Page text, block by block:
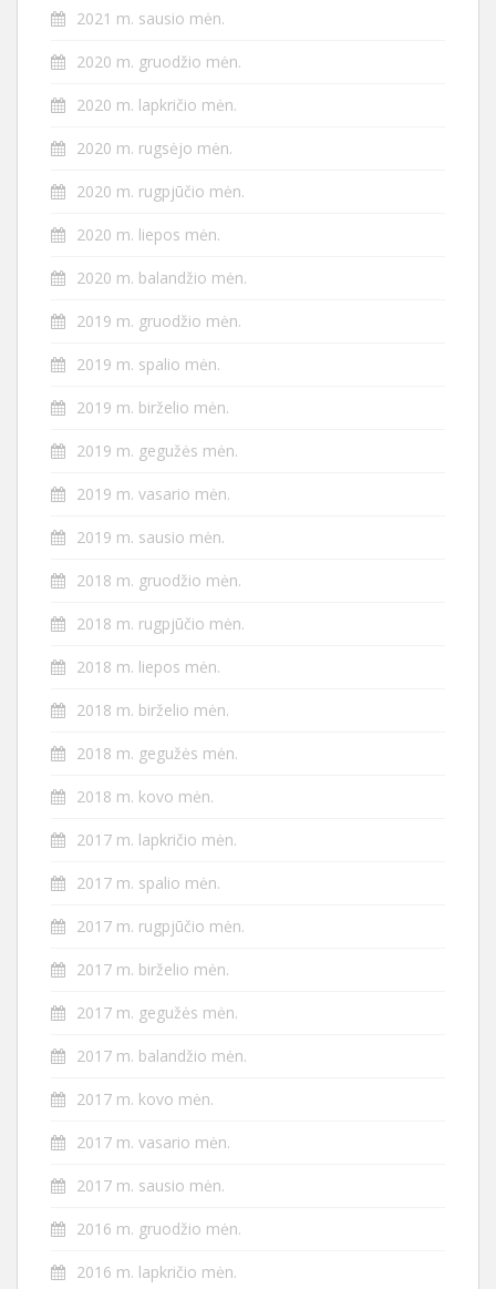
2021 m. sausio mėn.
2020 m. gruodžio mėn.
2020 m. lapkričio mėn.
2020 m. rugsėjo mėn.
2020 m. rugpjūčio mėn.
2020 m. liepos mėn.
2020 m. balandžio mėn.
2019 m. gruodžio mėn.
2019 m. spalio mėn.
2019 m. birželio mėn.
2019 m. gegužės mėn.
2019 m. vasario mėn.
2019 m. sausio mėn.
2018 m. gruodžio mėn.
2018 m. rugpjūčio mėn.
2018 m. liepos mėn.
2018 m. birželio mėn.
2018 m. gegužės mėn.
2018 m. kovo mėn.
2017 m. lapkričio mėn.
2017 m. spalio mėn.
2017 m. rugpjūčio mėn.
2017 m. birželio mėn.
2017 m. gegužės mėn.
2017 m. balandžio mėn.
2017 m. kovo mėn.
2017 m. vasario mėn.
2017 m. sausio mėn.
2016 m. gruodžio mėn.
2016 m. lapkričio mėn.